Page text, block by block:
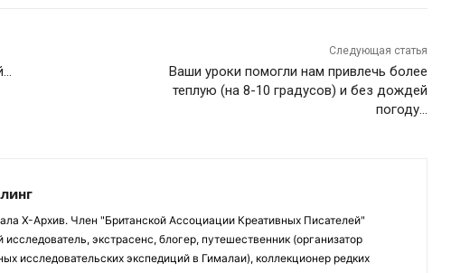
Следующая статья
Ваши уроки помогли нам привлечь более
теплую (на 8-10 градусов) и без дождей
погоду…
Х-Архив. Член "Британской Ассоциации Креативных Писателей"
исследователь, экстрасенс, блогер, путешественник (организатор
исследовательских экспедиций в Гималаи), коллекционер редких